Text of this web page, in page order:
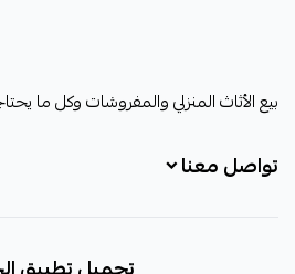
ديكورا
بيع الأثاث المنزلي والمفروشات وكل ما
تواصل معنا